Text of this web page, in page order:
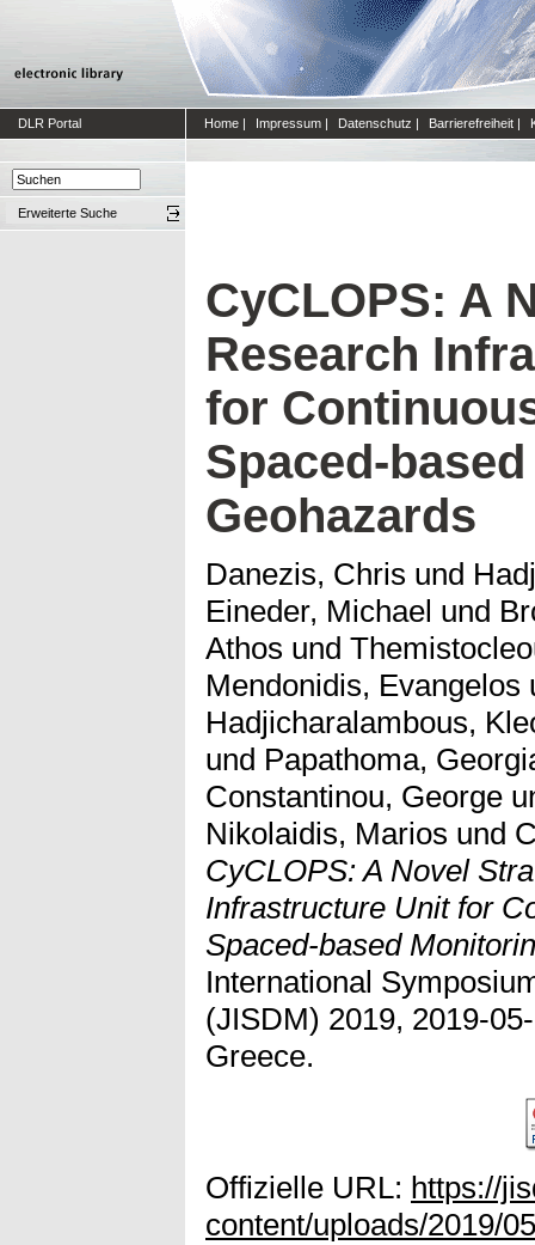
DLR Portal Home | Impressum | Datenschutz | Barrierefreiheit |
Erweiterte Suche
CyCLOPS: A
Research
for
Spaced-
Geohazards
Danezis, Chris und
Eineder, Michael und
Athos und
Mendonidis, Evangelos
Hadjicharalambous,
und Papathoma,
Constantinou, George
Nikolaidis, Marios und
CyCLOPS: A Novel
Infrastructure Unit for
Spaced-based
International
(JISDM) 2019, 2019-
Greece.
Offizielle URL: https://
content/uploads/2019/